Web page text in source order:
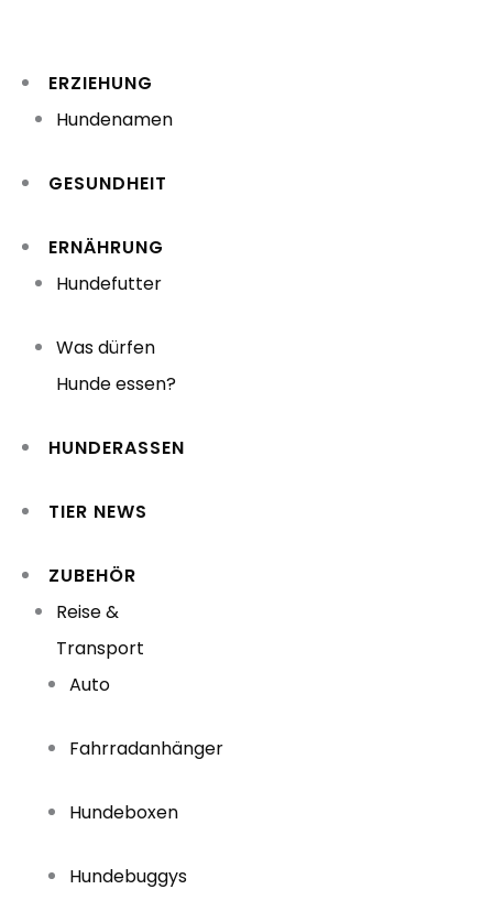
springenERZIEHUNG
Hundenamen
GESUNDHEIT
ERNÄHRUNG
Hundefutter
Was dürfen
Hunde essen?
HUNDERASSEN
TIER NEWS
ZUBEHÖR
Reise &
Transport
Auto
Fahrradanhänger
Hundeboxen
Hundebuggys